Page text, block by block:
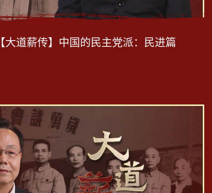
【大道薪传】中国的民主党派：民进篇